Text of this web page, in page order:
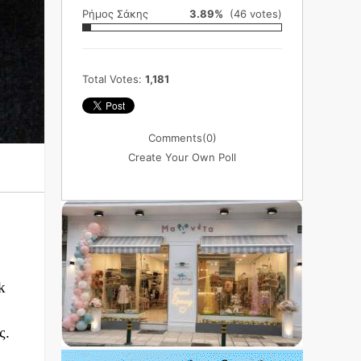
Ρήμος Σάκης 3.89% (46 votes)
Total Votes: 1,181
Comments(0)
Create Your Own Poll